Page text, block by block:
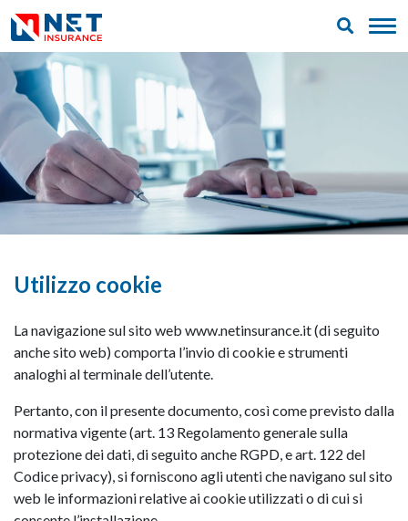
Utilizzo cookie
La navigazione sul sito web www.netinsurance.it (di seguito
anche sito web) comporta l’invio di cookie e strumenti
analoghi al terminale dell’utente.
Pertanto, con il presente documento, così come previsto dalla
normativa vigente (art. 13 Regolamento generale sulla
protezione dei dati, di seguito anche RGPD, e art. 122 del
Codice privacy), si forniscono agli utenti che navigano sul sito
web le informazioni relative ai cookie utilizzati o di cui si